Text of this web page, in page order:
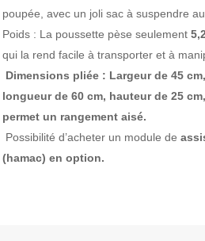
poupée, avec un joli sac à suspendre au
Poids : La poussette pèse seulement
qui la rend facile à transporter et à
Dimensions pliée : Largeur de 45 cm,
longueur de 60 cm, hauteur de 25
permet un rangement aisé.
Possibilité d’acheter un module de
(hamac) en option.